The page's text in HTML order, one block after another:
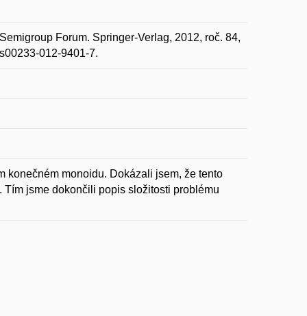
Forum. Springer-Verlag, 2012, roč. 84,
012-9401-7.
konečném monoidu. Dokázali jsem, že tento
jsme dokončili popis složitosti problému